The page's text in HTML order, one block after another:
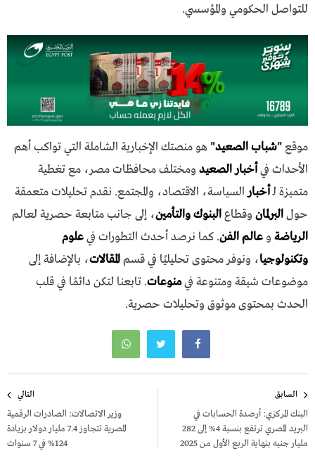
للتواصل الحكومي والمؤسسي.
موقع"شباب الصعيد" هو منصتك الإخبارية الشاملة التي تواكب أهم
الأحداث فيأخبار الصعيد ومختلف محافظات مصر، مع تغطية
متميزة لـأخبارالسياسة، الاقتصاد، والمجتمع. نقدم تحليلات متعمقة
حولالبرلمان وقطاعالبنوك والتأمين، إلى جانب متابعة حصرية لعالم
الرياضة و عالم الفن. كما نرصد أحدث التطورات فيعلوم
وتكنولوجيا، ونوفر محتوى تحليليًا في قسمالمقالات، بالإضافة إلى
موضوعات شيقة ومتنوعة فيمنوعات. تابعنا لتكن دائمًا في قلب
الحدث بمحتوى موثوق وتحليلات حصرية.
المقالات
السابق
البنك المركزي: أرصدة الحسابات في
البريد المصري ترتفع بنسبة 4% إلى 282
مليار جنيه بنهاية الربع الأول من 2025
التالي
وزير الاتصالات: الصادرات الرقمية
المصرية تتجاوز 7.4 مليار دولار بزيادة
124% في 7 سنوات